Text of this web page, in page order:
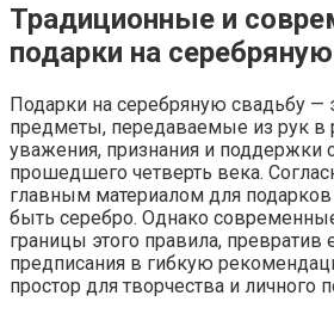
Традиционные и
подарки на
Подарки на серебряную свадьбу —
предметы, передаваемые из рук в
уважения, признания и поддержки
прошедшего четверть века.
главным материалом для
быть серебро. Однако
границы этого правила, превратив
предписания в гибкую
простор для творчества и личного